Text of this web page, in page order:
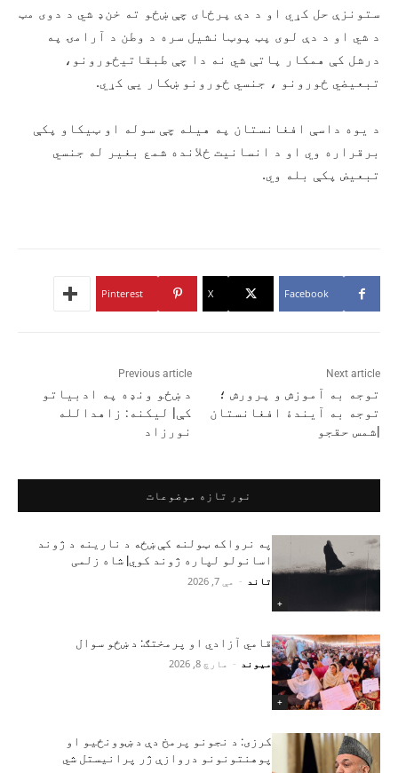
ستونزې حل کړي او د دې پرځای چې ښځو ته خن‌‌‌‌‌‌ډ شي د دوی مټ
د شي او د دې لوی پټ پوټانشیل سره د وطن د آرامۍ په
درشل کې همکار پاتې شي نه دا چې طبقاتيځورونو،
تبعیضي ځورونو ، جنسي ځورونو ښکار یې کړي.
د یوه داسې افغانستان په هیله چې سوله او ټیکاو پکې
برقراره وي او د انسانیت ځلانده شمع بغیر له جنسي
تبعیض پکې بله وي.
Facebook
X
Pinterest
Previous article
د ښځو ونډه په ادبیاتو
کې| لیکنه: زاهدالله
نورزاد
Next article
توجه به آموزش و پرورش ؛
توجه به آیندۀ افغانستان
|شمس حقجو
نور تازه موضوعات
+
په نرواکه ټولنه کې ښځه د نارینه د ژوند
اسانولو لپاره ژوند کوي| شاه زلمی
تاند - مې 7, 2026
+
قامي آزادي او پرمختګ: د ښځو سوال
میوند - مارچ 8, 2026
کرزی: د نجونو پرمخ دې د ښوونځیو او
پوهنتونونو دروازې ژر پرانیستل شي